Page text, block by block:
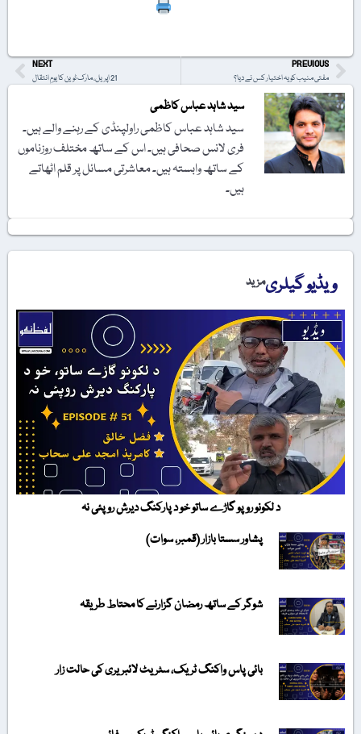
PREVIOUS
مفتی منیب کو یہ اختیار کس نے دیا؟
NEXT
21 اپریل، مارک ٹوین کا یومِ انتقال
سید شاہد عباس کاظمی
سید شاہد عباس کاظمی راولپنڈی کے رہنے والے ہیں۔
فری لانس صحافی ہیں۔ اس کے ساتھ مختلف روزناموں
کے ساتھ وابستہ ہیں۔ معاشرتی مسائل پر قلم اٹھاتے
ہیں۔
ویڈیو گیلریمزید
د لکونو روپو گاڑے ساتو خو د پارکنگ دیرش روپئی نہ
پشاور سستا بازار (قمبر، سوات)
شوگر کے ساتھ رمضان گزارنے کا محتاط طریقہ
بائی پاس واکنگ ٹریک، سٹریٹ لائبریری کی حالت زار